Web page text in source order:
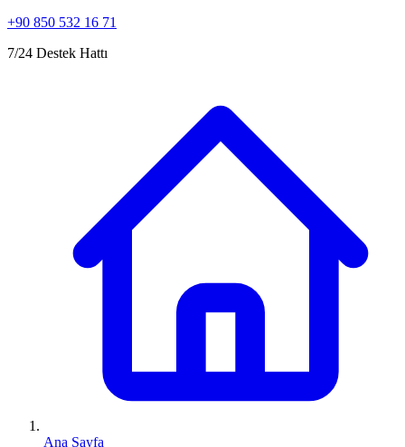
+90 850 532 16 71
7/24 Destek Hattı
Ana Sayfa